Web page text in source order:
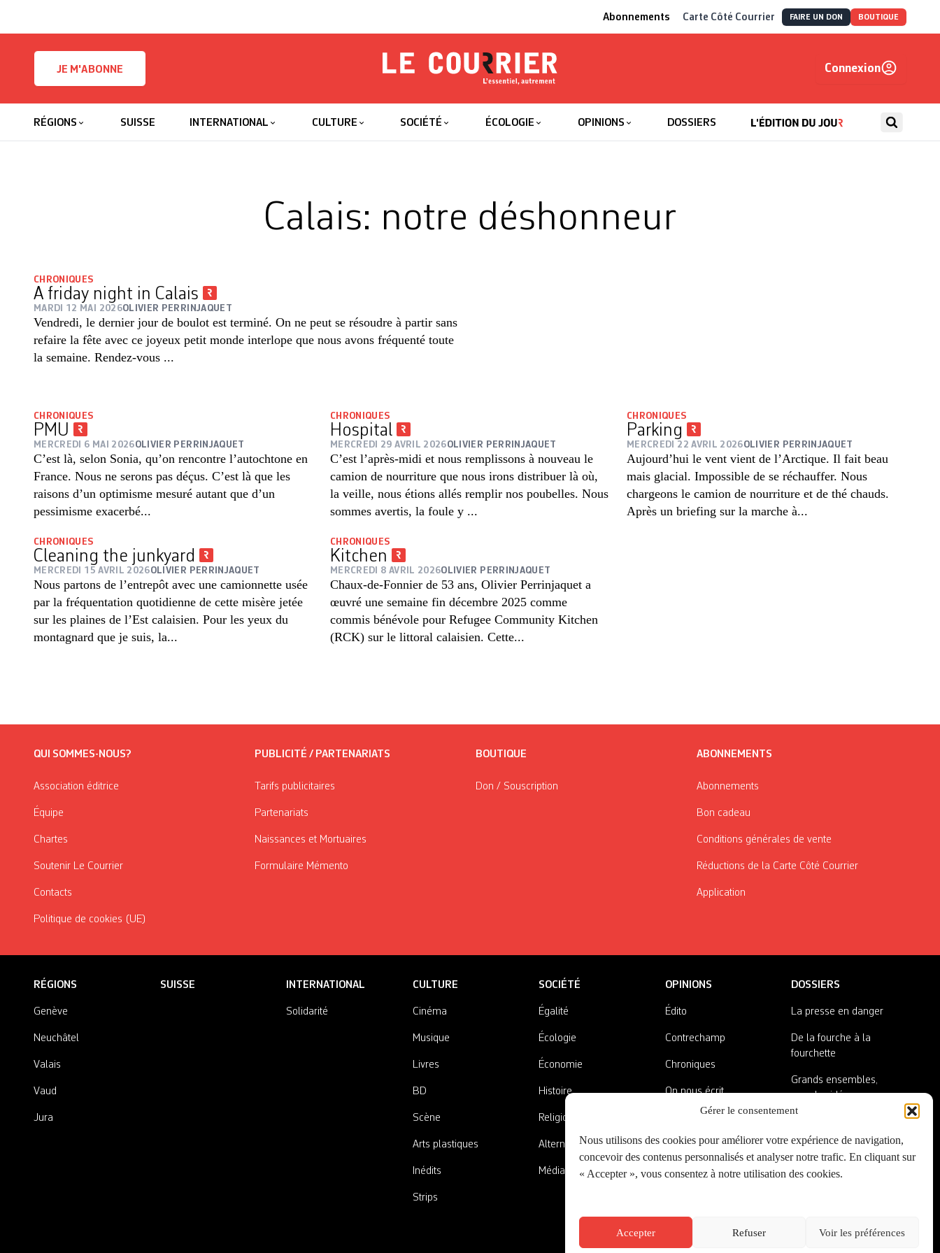
Gérer le consentement
Nous utilisons des cookies pour améliorer votre expérience de navigation,
concevoir des contenus personnalisés et analyser notre trafic. En cliquant sur
« Accepter », vous consentez à notre utilisation des cookies.
Accepter Refuser Voir les préférences
Abonnements Carte Côté Courrier FAIRE UN DON BOUTIQUE
JE M'ABONNE
Le Courrier
Connexion
RÉGIONS SUISSE INTERNATIONAL CULTURE SOCIÉTÉ ÉCOLOGIE OPINIONS DOSSIERS
Calais: notre déshonneur
CHRONIQUES
A friday night in Calais
MARDI 12 MAI 2026OLIVIER PERRINJAQUET
Vendredi, le dernier jour de boulot est terminé. On ne peut se résoudre à partir sans
refaire la fête avec ce joyeux petit monde interlope que nous avons fréquenté toute
la semaine. Rendez-vous ...
CHRONIQUES
PMU
MERCREDI 6 MAI 2026OLIVIER PERRINJAQUET
C’est là, selon Sonia, qu’on rencontre l’autochtone en
France. Nous ne serons pas déçus. C’est là que les
raisons d’un optimisme mesuré autant que d’un
pessimisme exacerbé...
CHRONIQUES
Hospital
MERCREDI 29 AVRIL 2026OLIVIER PERRINJAQUET
C’est l’après-midi et nous remplissons à nouveau le
camion de nourriture que nous irons distribuer là où,
la veille, nous étions allés remplir nos poubelles. Nous
sommes avertis, la foule y ...
CHRONIQUES
Parking
MERCREDI 22 AVRIL 2026OLIVIER PERRINJAQUET
Aujourd’hui le vent vient de l’Arctique. Il fait beau
mais glacial. Impossible de se réchauffer. Nous
chargeons le camion de nourriture et de thé chauds.
Après un briefing sur la marche à...
CHRONIQUES
Cleaning the junkyard
MERCREDI 15 AVRIL 2026OLIVIER PERRINJAQUET
Nous partons de l’entrepôt avec une camionnette usée
par la fréquentation quotidienne de cette misère jetée
sur les plaines de l’Est calaisien. Pour les yeux du
montagnard que je suis, la...
CHRONIQUES
Kitchen
MERCREDI 8 AVRIL 2026OLIVIER PERRINJAQUET
Chaux-de-Fonnier de 53 ans, Olivier Perrinjaquet a
œuvré une semaine fin décembre 2025 comme
commis bénévole pour Refugee Community Kitchen
(RCK) sur le littoral calaisien. Cette...
QUI SOMMES-NOUS?
Association éditrice
Équipe
Chartes
Soutenir Le Courrier
Contacts
Politique de cookies (UE)
PUBLICITÉ / PARTENARIATS
Tarifs publicitaires
Partenariats
Naissances et Mortuaires
Formulaire Mémento
BOUTIQUE
Don / Souscription
ABONNEMENTS
Abonnements
Bon cadeau
Conditions générales de vente
Réductions de la Carte Côté Courrier
Application
RÉGIONS
Genève
Neuchâtel
Valais
Vaud
Jura
SUISSE INTERNATIONAL
Solidarité
CULTURE
Cinéma
Musique
Livres
BD
Scène
Arts plastiques
Inédits
Strips
SOCIÉTÉ
Égalité
Écologie
Économie
Histoire
Religions
Alternatives
Médias
OPINIONS
Édito
Contrechamp
Chroniques
On nous écrit
A côté de la plaque
DOSSIERS
La presse en danger
De la fourche à la
fourchette
Grands ensembles,
grandes idées